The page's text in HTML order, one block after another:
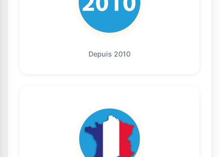
Depuis 2010